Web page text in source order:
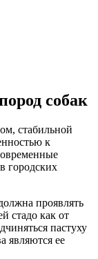
собак
стабильной
к
городских
проявлять
стадо как от
пастуху
являются ее